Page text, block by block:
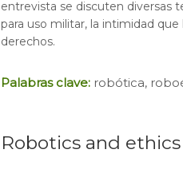
entrevista se discuten diversas
para uso militar, la intimidad
derechos.
Palabras clave: robótica,
Robotics and ethics